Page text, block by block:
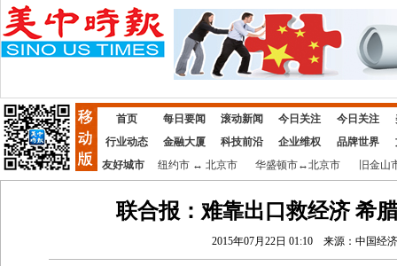
首页 每日要闻 滚动新闻 今日关注 今日关注
行业动态
金融大厦 科技前沿 企业维权 品牌世界
友好城市
纽约市↔ 北京市 华盛顿市↔北京市 旧金山
联合报：难靠出口救经济 希
2015年07月22日 01:10 来源：中国经